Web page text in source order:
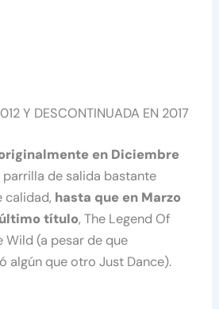
Y DESCONTINUADA EN 2017
en Diciembre
parrilla de salida bastante
calidad, hasta que en Marzo
último título, The Legend Of
Wild (a pesar de que
algún que otro Just Dance).